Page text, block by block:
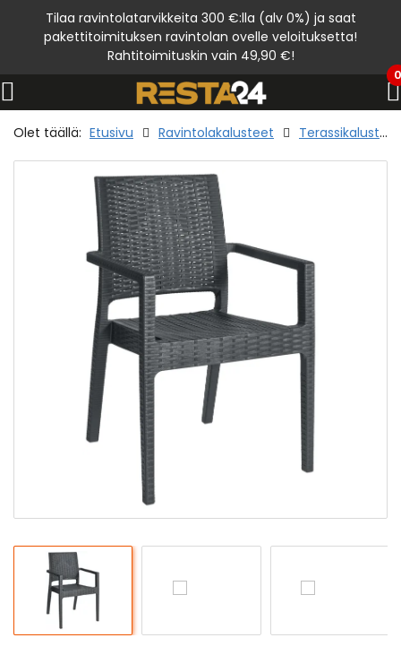
Tilaa ravintolatarvikkeita 300 €:lla (alv 0%) ja saat
pakettitoimituksen ravintolan ovelle veloituksetta!
Rahtitoimituskin vain 49,90 €!
Olet täällä: Etusivu Ravintolakalusteet Terassikalusteet